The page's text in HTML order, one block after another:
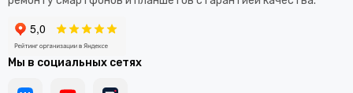
Мы в социальных сетях